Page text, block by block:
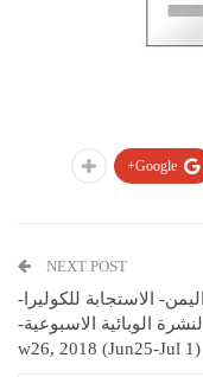
Google+
NEXT POST
اليمن- الاستجابة للكوليرا-
النشرة الوبائية الاسبوعية-
(w26, 2018 (Jun25-Jul 1